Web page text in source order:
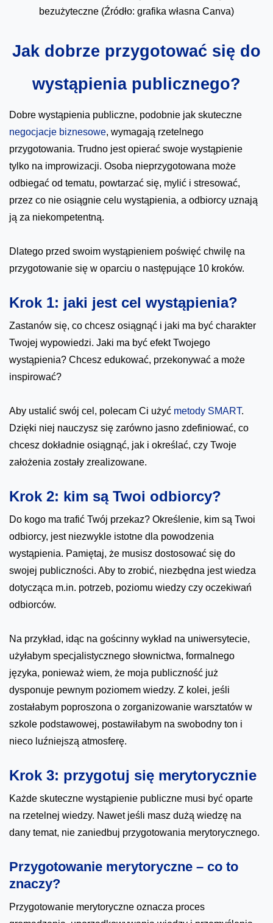
bezużyteczne (Źródło: grafika własna Canva)
Jak dobrze przygotować się do
wystąpienia publicznego?
Dobre wystąpienia publiczne, podobnie jak skuteczne
negocjacje biznesowe, wymagają rzetelnego
przygotowania. Trudno jest opierać swoje wystąpienie
tylko na improwizacji. Osoba nieprzygotowana może
odbiegać od tematu, powtarzać się, mylić i stresować,
przez co nie osiągnie celu wystąpienia, a odbiorcy uznają
ją za niekompetentną.
Dlatego przed swoim wystąpieniem poświęć chwilę na
przygotowanie się w oparciu o następujące 10 kroków.
Krok 1: jaki jest cel wystąpienia?
Zastanów się, co chcesz osiągnąć i jaki ma być charakter
Twojej wypowiedzi. Jaki ma być efekt Twojego
wystąpienia? Chcesz edukować, przekonywać a może
inspirować?
Aby ustalić swój cel, polecam Ci użyć metody SMART.
Dzięki niej nauczysz się zarówno jasno zdefiniować, co
chcesz dokładnie osiągnąć, jak i określać, czy Twoje
założenia zostały zrealizowane.
Krok 2: kim są Twoi odbiorcy?
Do kogo ma trafić Twój przekaz? Określenie, kim są Twoi
odbiorcy, jest niezwykle istotne dla powodzenia
wystąpienia. Pamiętaj, że musisz dostosować się do
swojej publiczności. Aby to zrobić, niezbędna jest wiedza
dotycząca m.in. potrzeb, poziomu wiedzy czy oczekiwań
odbiorców.
Na przykład, idąc na gościnny wykład na uniwersytecie,
użyłabym specjalistycznego słownictwa, formalnego
języka, ponieważ wiem, że moja publiczność już
dysponuje pewnym poziomem wiedzy. Z kolei, jeśli
zostałabym poproszona o zorganizowanie warsztatów w
szkole podstawowej, postawiłabym na swobodny ton i
nieco luźniejszą atmosferę.
Krok 3: przygotuj się merytorycznie
Każde skuteczne wystąpienie publiczne musi być oparte
na rzetelnej wiedzy. Nawet jeśli masz dużą wiedzę na
dany temat, nie zaniedbuj przygotowania merytorycznego.
Przygotowanie merytoryczne – co to
znaczy?
Przygotowanie merytoryczne oznacza proces